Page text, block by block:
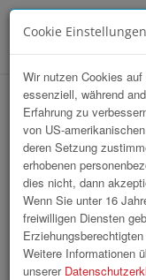
Branchentag
2026
Cookie Einstellungen
Wir nutzen Cookies
essenziell, während
Erfahrung zu
von US-
deren Setzung
erhobenen
dies nicht, dann
Wenn Sie unter 16
freiwilligen Diensten
Weitere Informationen
unserer